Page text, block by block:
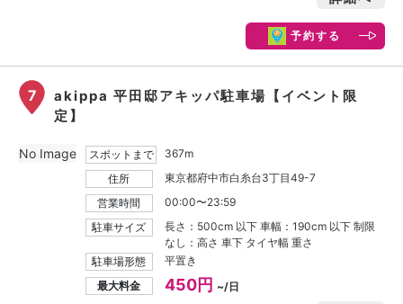
予約する
7
akippa 平田邸アキッパ駐車場【イベント限
定】
スポットまで
367m
住所
東京都府中市白糸台3丁目49-7
営業時間
00:00〜23:59
駐車サイズ
長さ：500cm 以下 車幅：190cm 以下 制限
なし：高さ 車下 タイヤ幅 重さ
駐車場形態
平置き
最大料金
450円 ~/日
No Image